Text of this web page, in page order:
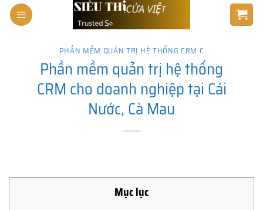
Skip
PHẦN MỀM QUẢN TRỊ HỆ THỐNG CRM C
Phần mềm quản trị hệ thống
CRM cho doanh nghiệp tại Cái
Nước, Cà Mau
Mục lục